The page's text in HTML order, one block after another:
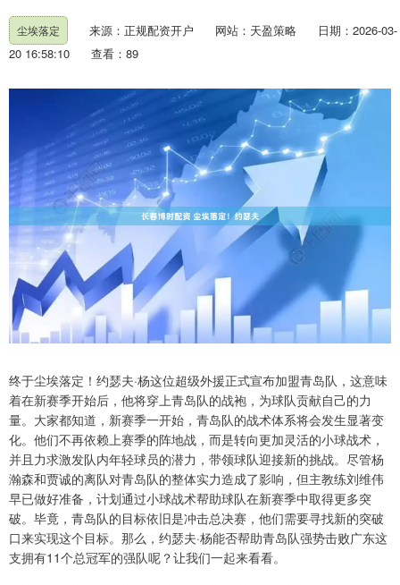
尘埃落定 来源：正规配资开户 网站：天盈策略
日期：2026-03-
20 16:58:10
查看：89
终于尘埃落定！约瑟夫·杨这位超级外援正式宣布加盟青岛队，这意味
着在新赛季开始后，他将穿上青岛队的战袍，为球队贡献自己的力
量。大家都知道，新赛季一开始，青岛队的战术体系将会发生显著变
化。他们不再依赖上赛季的阵地战，而是转向更加灵活的小球战术，
并且力求激发队内年轻球员的潜力，带领球队迎接新的挑战。尽管杨
瀚森和贾诚的离队对青岛队的整体实力造成了影响，但主教练刘维伟
早已做好准备，计划通过小球战术帮助球队在新赛季中取得更多突
破。毕竟，青岛队的目标依旧是冲击总决赛，他们需要寻找新的突破
口来实现这个目标。那么，约瑟夫·杨能否帮助青岛队强势击败广东这
支拥有11个总冠军的强队呢？让我们一起来看看。